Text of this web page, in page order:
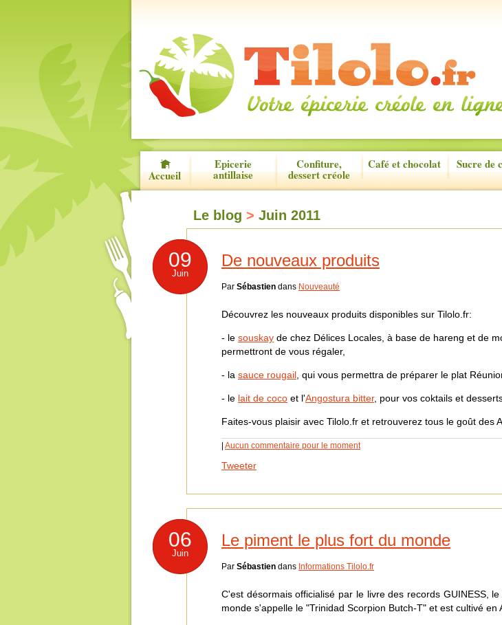
Accueil
Epicerie
antillaise
Confiture,
dessert créole
Café et chocolat Sucre de
Le blog > Juin 2011
De nouveaux produits
09
Juin
Par Sébastien dans Nouveauté
Découvrez les nouveaux produits disponibles sur Tilolo.fr:
- le souskay de chez Délices Locales, à base de hareng et de
permettront de vous régaler,
- la sauce rougail, qui vous permettra de préparer le plat
- le lait de coco et l'Angostura bitter, pour vos coktails et
Faites-vous plaisir avec Tilolo.fr et retrouverez tous le goût des
Aucun commentaire pour le moment
Tweeter
Le piment le plus fort du monde
06
Juin
Par Sébastien dans Informations Tilolo.fr
C'est désormais officialisé par le livre des records GUINESS,
monde s'appelle le "Trinidad Scorpion Butch-T" et est cultivé en